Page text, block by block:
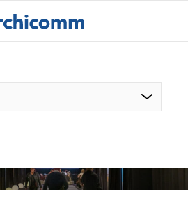
over architectuur,